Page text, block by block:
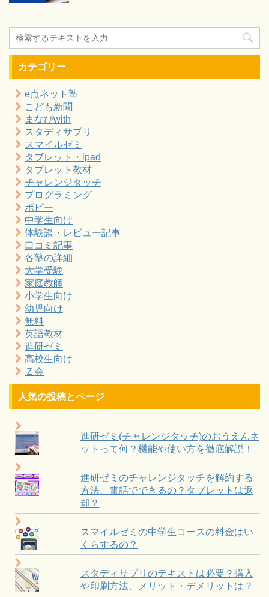
カテゴリー
e点ネット塾
こども新聞
まなびwith
スタディサプリ
スマイルゼミ
タブレット・ipad
タブレット教材
チャレンジタッチ
プログラミング
ポピー
中学生向け
体験談・レビュー記事
口コミ記事
各塾の詳細
大学受験
家庭教師
小学生向け
幼児向け
無料
英語教材
進研ゼミ
高校生向け
Ｚ会
人気の投稿とページ
進研ゼミ(チャレンジタッチ)のおうえんネ
ットって何？機能や使い方を徹底解説！
進研ゼミのチャレンジタッチを解約する
方法、電話でできるの？タブレットは返
却？
スマイルゼミの中学生コースの料金はい
くらするの？
スタディサプリのテキストは必要？購入
や印刷方法、メリット・デメリットは？